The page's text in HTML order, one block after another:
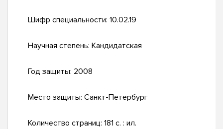
Шифр специальности: 10.02.19
Научная степень: Кандидатская
Год защиты: 2008
Место защиты: Санкт-Петербург
Количество страниц: 181 с. : ил.